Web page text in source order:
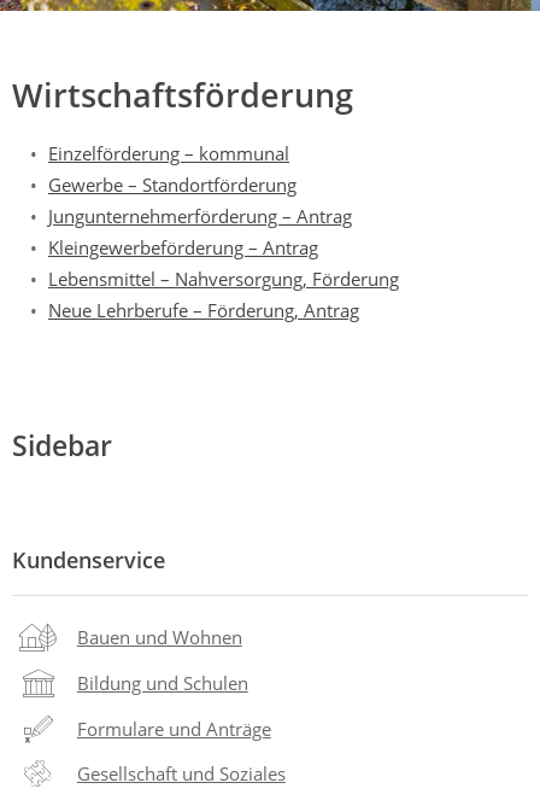
Wirtschaftsförderung
Einzelförderung – kommunal
Gewerbe – Standortförderung
Jungunternehmerförderung – Antrag
Kleingewerbeförderung – Antrag
Lebensmittel – Nahversorgung, Förderung
Neue Lehrberufe – Förderung, Antrag
Sidebar
Kundenservice
Bauen und Wohnen
Bildung und Schulen
Formulare und Anträge
Gesellschaft und Soziales